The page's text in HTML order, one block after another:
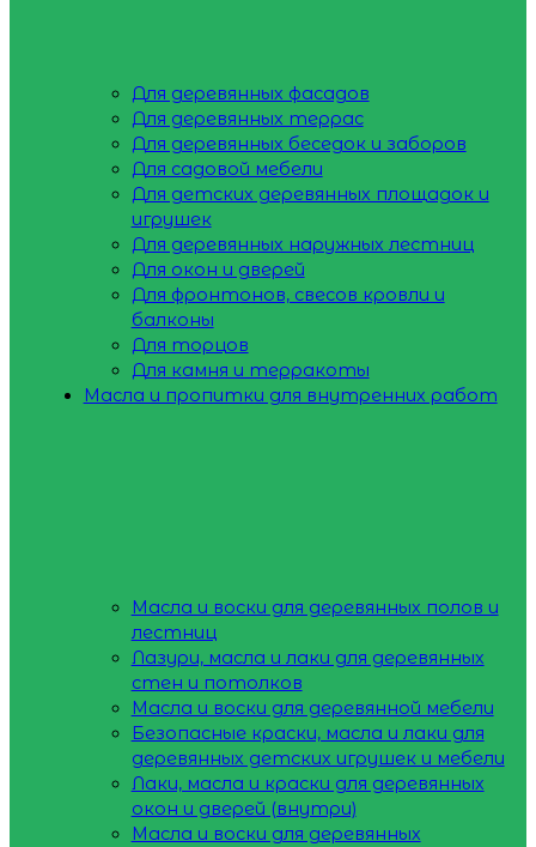
Для деревянных фасадов
Для деревянных террас
Для деревянных беседок и заборов
Для садовой мебели
Для детских деревянных площадок и
игрушек
Для деревянных наружных лестниц
Для окон и дверей
Для фронтонов, свесов кровли и
балконы
Для торцов
Для камня и терракоты
Масла и пропитки для внутренних работ
Масла и воски для деревянных полов и
лестниц
Лазури, масла и лаки для деревянных
стен и потолков
Масла и воски для деревянной мебели
Безопасные краски, масла и лаки для
деревянных детских игрушек и мебели
Лаки, масла и краски для деревянных
окон и дверей (внутри)
Масла и воски для деревянных